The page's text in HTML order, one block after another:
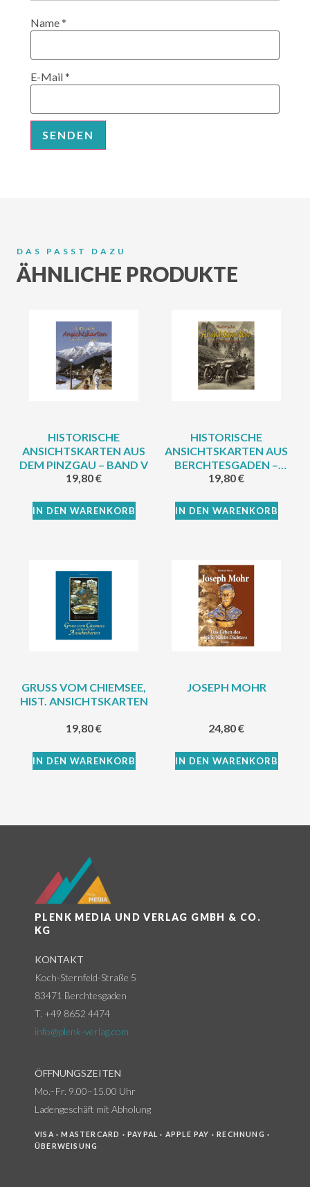
Name*
E-Mail*
DAS PASST DAZU
ÄHNLICHE PRODUKTE
HISTORISCHE
ANSICHTSKARTEN AUS
DEM PINZGAU – BAND V
19,80€
IN DEN WARENKORB
HISTORISCHE
ANSICHTSKARTEN AUS
BERCHTESGADEN –
BAND II
19,80€
IN DEN WARENKORB
GRUSS VOM CHIEMSEE,
HIST. ANSICHTSKARTEN
19,80€
IN DEN WARENKORB
JOSEPH MOHR
24,80€
IN DEN WARENKORB
PLENK MEDIA UND VERLAG GMBH & CO.
KG
KONTAKT
Koch-Sternfeld-Straße 5
83471 Berchtesgaden
T. +49 8652 4474
info@plenk-verlag.com
ÖFFNUNGSZEITEN
Mo.–Fr. 9.00–15.00 Uhr
Ladengeschäft mit Abholung
VISA · MASTERCARD · PAYPAL · APPLE PAY · RECHNUNG ·
ÜBERWEISUNG